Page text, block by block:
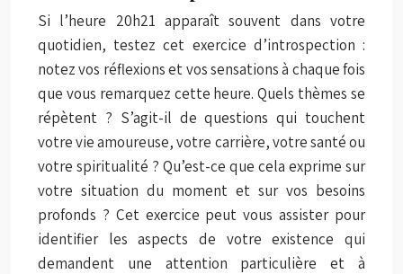
Si l’heure 20h21 apparaît souvent dans votre
quotidien, testez cet exercice d’introspection :
notez vos réflexions et vos sensations à chaque fois
que vous remarquez cette heure. Quels thèmes se
répètent ? S’agit-il de questions qui touchent
votre vie amoureuse, votre carrière, votre santé ou
votre spiritualité ? Qu’est-ce que cela exprime sur
votre situation du moment et sur vos besoins
profonds ? Cet exercice peut vous assister pour
identifier les aspects de votre existence qui
demandent une attention particulière et à